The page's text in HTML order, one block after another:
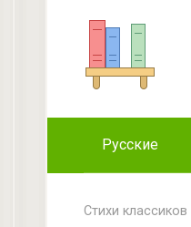
Русские
Стихи классиков